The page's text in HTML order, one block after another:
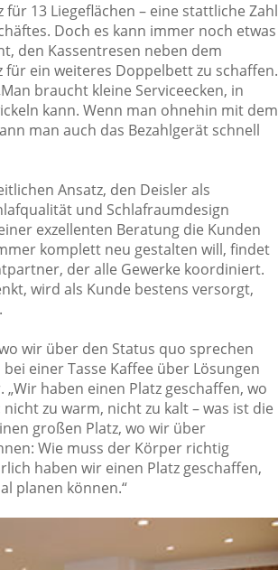
13 Liegeflächen – eine stattliche Zahl
Doch es kann immer noch etwas
den Kassentresen neben dem
für ein weiteres Doppelbett zu schaffen.
braucht kleine Serviceecken, in
kann. Wenn man ohnehin mit dem
man auch das Bezahlgerät schnell
Ansatz, den Deisler als
und Schlafraumdesign
exzellenten Beratung die Kunden
komplett neu gestalten will, findet
der alle Gewerke koordiniert.
wird als Kunde bestens versorgt,
wir über den Status quo sprechen
einer Tasse Kaffee über Lösungen
haben einen Platz geschaffen, wo
zu warm, nicht zu kalt – was ist die
großen Platz, wo wir über
Wie muss der Körper richtig
haben wir einen Platz geschaffen,
planen können.“